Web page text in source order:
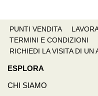
PUNTI VENDITA
TERMINI E CONDIZIONI
RICHIEDI LA VISITA DI UN
ESPLORA
CHI SIAMO